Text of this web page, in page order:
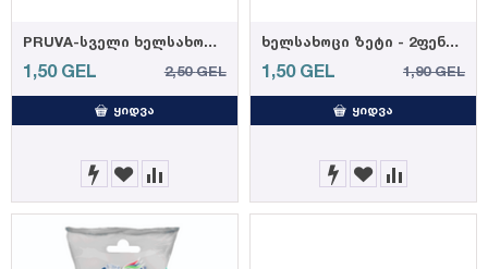
PRUVA-სველი ხელსახოცი ელეგანტური 90ც 35 გრ. (12)
1,50 GEL 2,50 GEL
ᲧᲘᲓᲕᲐ
ხელსახოცი ზეტი - 2ფენა 150ც
1,50 GEL 1,90 GEL
ᲧᲘᲓᲕᲐ